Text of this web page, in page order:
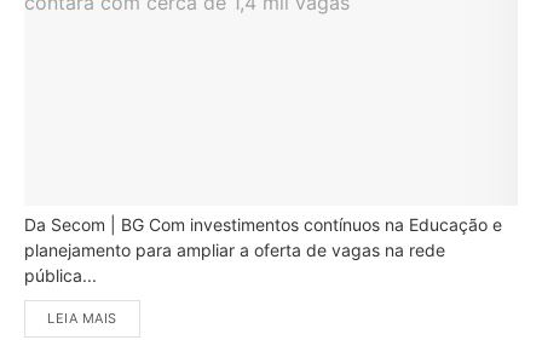
Da Secom | BG Com investimentos contínuos na Educação e
planejamento para ampliar a oferta de vagas na rede
pública...
LEIA MAIS